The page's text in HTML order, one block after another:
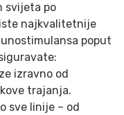
svijeta po
najkvalitetnije
poput
izravno od
trajanja.
sve linije – od